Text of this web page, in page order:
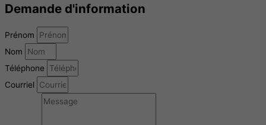
Demande d'information
Prénom
Nom
Téléphone
Courriel